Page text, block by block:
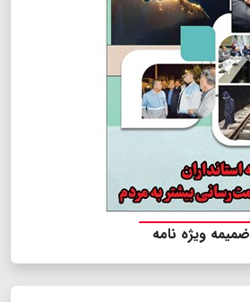
ضمیمه ویژه نامه